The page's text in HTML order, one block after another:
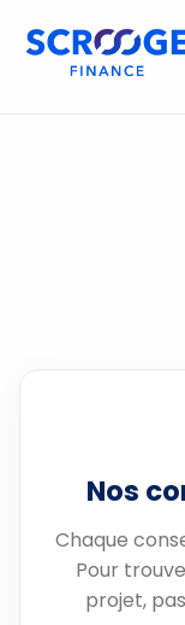
Nos
Chaque
Pour
projet,